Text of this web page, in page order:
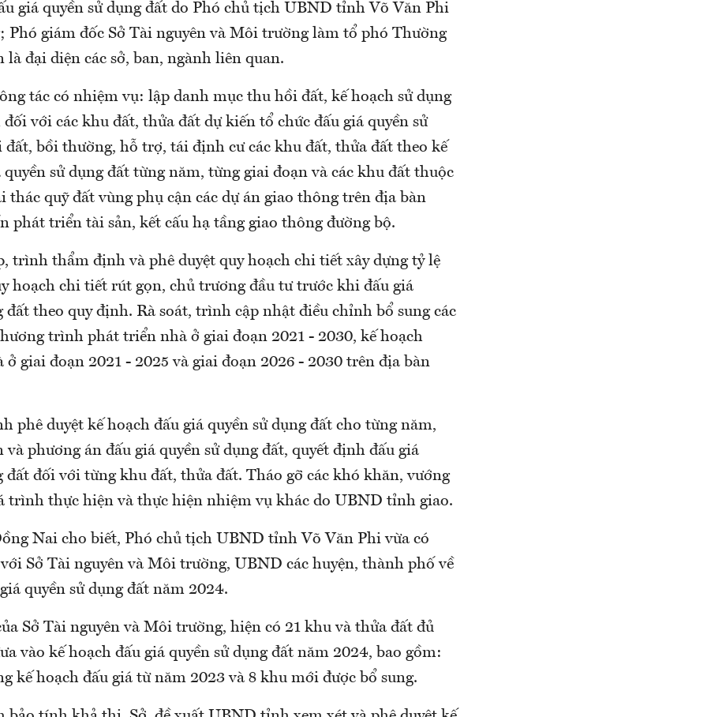
giá quyền sử dụng đất do Phó chủ tịch UBND tỉnh Võ Văn Phi
Phó giám đốc Sở Tài nguyên và Môi trường làm tổ phó Thường
là đại diện các sở, ban, ngành liên quan.
tác có nhiệm vụ: lập danh mục thu hồi đất, kế hoạch sử dụng
với các khu đất, thửa đất dự kiến tổ chức đấu giá quyền sử
đất, bồi thường, hỗ trợ, tái định cư các khu đất, thửa đất theo kế
quyền sử dụng đất từng năm, từng giai đoạn và các khu đất thuộc
thác quỹ đất vùng phụ cận các dự án giao thông trên địa bàn
phát triển tài sản, kết cấu hạ tầng giao thông đường bộ.
trình thẩm định và phê duyệt quy hoạch chi tiết xây dựng tỷ lệ
hoạch chi tiết rút gọn, chủ trương đầu tư trước khi đấu giá
đất theo quy định. Rà soát, trình cập nhật điều chỉnh bổ sung các
trình phát triển nhà ở giai đoạn 2021 - 2030, kế hoạch
giai đoạn 2021 - 2025 và giai đoạn 2026 - 2030 trên địa bàn
phê duyệt kế hoạch đấu giá quyền sử dụng đất cho từng năm,
và phương án đấu giá quyền sử dụng đất, quyết định đấu giá
đất đối với từng khu đất, thửa đất. Tháo gỡ các khó khăn, vướng
trình thực hiện và thực hiện nhiệm vụ khác do UBND tỉnh giao.
Nai cho biết, Phó chủ tịch UBND tỉnh Võ Văn Phi vừa có
Sở Tài nguyên và Môi trường, UBND các huyện, thành phố về
quyền sử dụng đất năm 2024.
Sở Tài nguyên và Môi trường, hiện có 21 khu và thửa đất đủ
vào kế hoạch đấu giá quyền sử dụng đất năm 2024, bao gồm:
kế hoạch đấu giá từ năm 2023 và 8 khu mới được bổ sung.